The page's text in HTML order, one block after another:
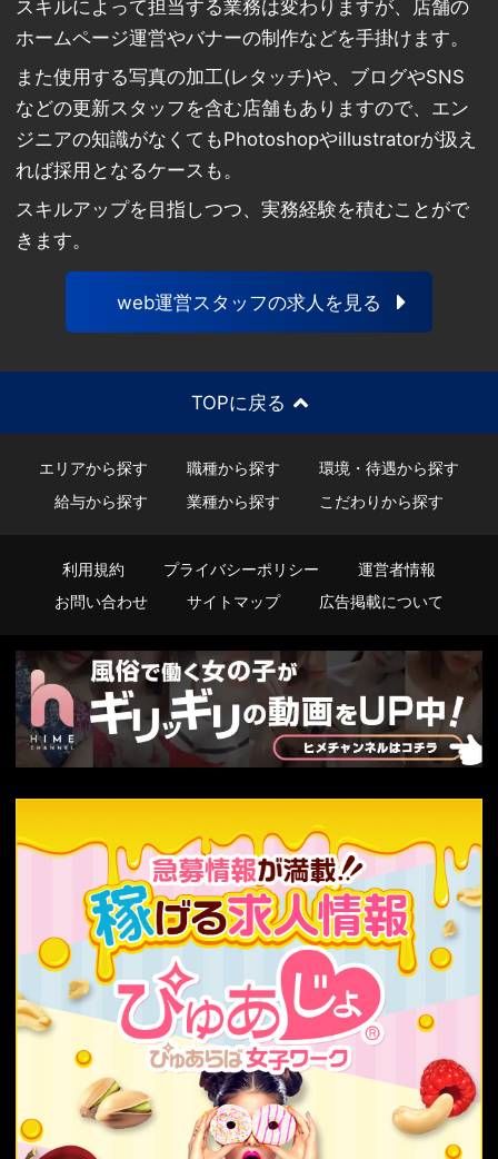
スキルによって担当する業務は変わりますが、店舗の
ホームページ運営やバナーの制作などを手掛けます。
また使用する写真の加工(レタッチ)や、ブログやSNS
などの更新スタッフを含む店舗もありますので、エン
ジニアの知識がなくてもPhotoshopやillustratorが扱え
れば採用となるケースも。
スキルアップを目指しつつ、実務経験を積むことがで
きます。
web運営スタッフの求人を見る
TOPに戻る
エリアから探す 職種から探す
環境・待遇から探す
給与から探す
業種から探す こだわりから探す
利用規約 プライバシーポリシー
運営者情報
お問い合わせ
サイトマップ 広告掲載について